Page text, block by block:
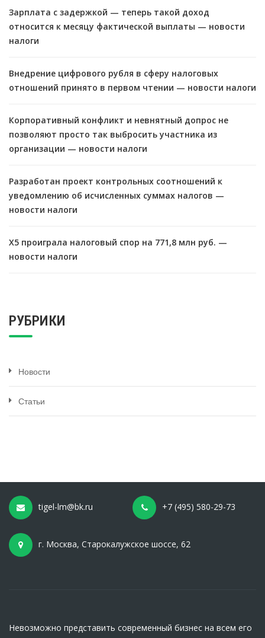
Зарплата с задержкой — теперь такой доход
относится к месяцу фактической выплаты — новости
налоги
Внедрение цифрового рубля в сферу налоговых
отношений принято в первом чтении — новости налоги
Корпоративный конфликт и невнятный допрос не
позволяют просто так выбросить участника из
организации — новости налоги
Разработан проект контрольных соотношений к
уведомлению об исчисленных суммах налогов —
новости налоги
X5 проиграла налоговый спор на 771,8 млн руб. —
новости налоги
РУБРИКИ
Новости
Статьи
tigel-lm@bk.ru +7 (495) 580-29-73
г. Москва, Старокалужское шоссе, 62
Невозможно представить современный бизнес на всем его